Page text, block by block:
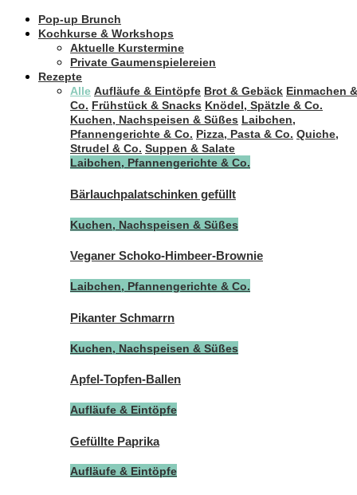
Pop-up Brunch
Kochkurse & Workshops
Aktuelle Kurstermine
Private Gaumenspielereien
Rezepte
Alle Aufläufe & Eintöpfe Brot & Gebäck Einmachen &
Co. Frühstück & Snacks Knödel, Spätzle & Co.
Kuchen, Nachspeisen & Süßes Laibchen,
Pfannengerichte & Co. Pizza, Pasta & Co. Quiche,
Strudel & Co. Suppen & Salate
Laibchen, Pfannengerichte & Co.
Bärlauchpalatschinken gefüllt
Kuchen, Nachspeisen & Süßes
Veganer Schoko-Himbeer-Brownie
Laibchen, Pfannengerichte & Co.
Pikanter Schmarrn
Kuchen, Nachspeisen & Süßes
Apfel-Topfen-Ballen
Aufläufe & Eintöpfe
Gefüllte Paprika
Aufläufe & Eintöpfe